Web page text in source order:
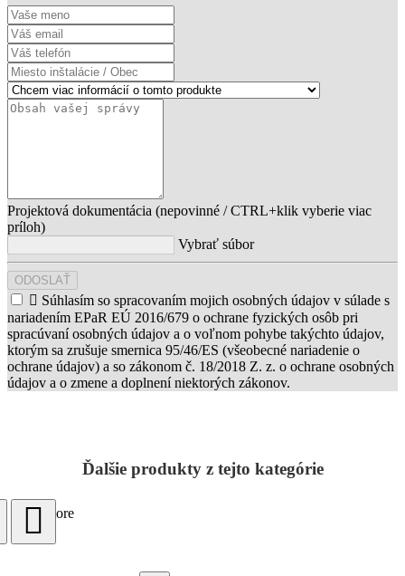
Projektová dokumentácia (nepovinné / CTRL+klik vyberie viac
príloh)
Vybrať súbor
ODOSLAŤ
 Súhlasím so spracovaním mojich osobných údajov v súlade s
nariadením EPaR EÚ 2016/679 o ochrane fyzických osôb pri
spracúvaní osobných údajov a o voľnom pohybe takýchto údajov,
ktorým sa zrušuje smernica 95/46/ES (všeobecné nariadenie o
ochrane údajov) a so zákonom č. 18/2018 Z. z. o ochrane osobných
údajov a o zmene a doplnení niektorých zákonov.
Ďalšie produkty z tejto kategórie
Load more